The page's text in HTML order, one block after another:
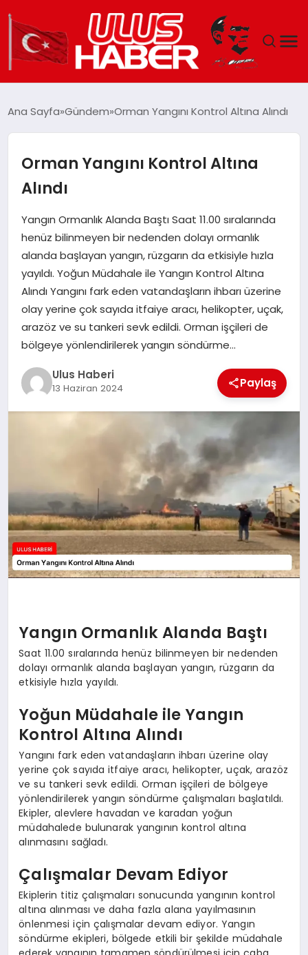
DÜNYA
EKONOMI
TEKNOLOJI
EĞITIM
MAGAZIN
SPOR
YAŞAM
Ana Sayfa Gündem Orman Yangını Kontrol Altına Alındı
Orman Yangını Kontrol Altına
Alındı
Yangın Ormanlık Alanda Baştı Saat 11.00 sıralarında
henüz bilinmeyen bir nedenden dolayı ormanlık
alanda başlayan yangın, rüzgarın da etkisiyle hızla
yayıldı. Yoğun Müdahale ile Yangın Kontrol Altına
Alındı Yangını fark eden vatandaşların ihbarı üzerine
olay yerine çok sayıda itfaiye aracı, helikopter, uçak,
arazöz ve su tankeri sevk edildi. Orman işçileri de
bölgeye yönlendirilerek yangın söndürme…
Ulus Haberi
13 Haziran 2024 Paylaş
Yangın Ormanlık Alanda Baştı
Saat 11.00 sıralarında henüz bilinmeyen bir nedenden
dolayı ormanlık alanda başlayan yangın, rüzgarın da
etkisiyle hızla yayıldı.
Yoğun Müdahale ile Yangın
Kontrol Altına Alındı
Yangını fark eden vatandaşların ihbarı üzerine olay
yerine çok sayıda itfaiye aracı, helikopter, uçak, arazöz
ve su tankeri sevk edildi. Orman işçileri de bölgeye
yönlendirilerek yangın söndürme çalışmaları başlatıldı.
Ekipler, alevlere havadan ve karadan yoğun
müdahalede bulunarak yangının kontrol altına
alınmasını sağladı.
Çalışmalar Devam Ediyor
Ekiplerin titiz çalışmaları sonucunda yangının kontrol
altına alınması ve daha fazla alana yayılmasının
önlenmesi için çalışmalar devam ediyor. Yangın
söndürme ekipleri, bölgede etkili bir şekilde müdahale